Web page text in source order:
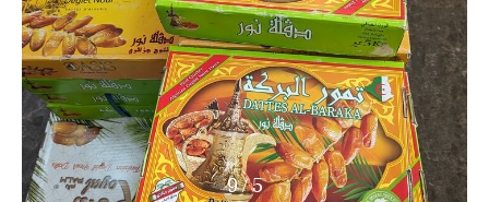
5
/
9